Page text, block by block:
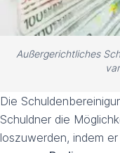
Außergerichtliches
Die
Schuldner die
loszuwerden, indem er